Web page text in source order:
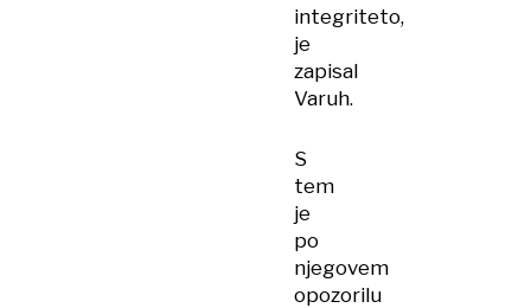
integriteto,
je
zapisal
Varuh.
S
tem
je
po
njegovem
opozorilu